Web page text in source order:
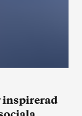
inspirerad